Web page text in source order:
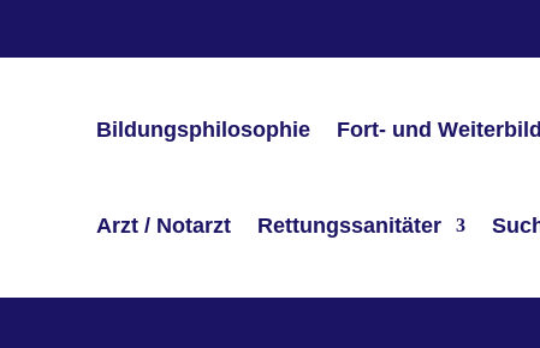
Bildungsphilosophie Fort- und
Arzt / Notarzt Rettungssanitäter